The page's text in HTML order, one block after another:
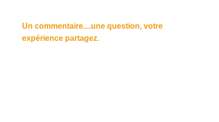
Un commentaire....une question, votre
expérience partagez.